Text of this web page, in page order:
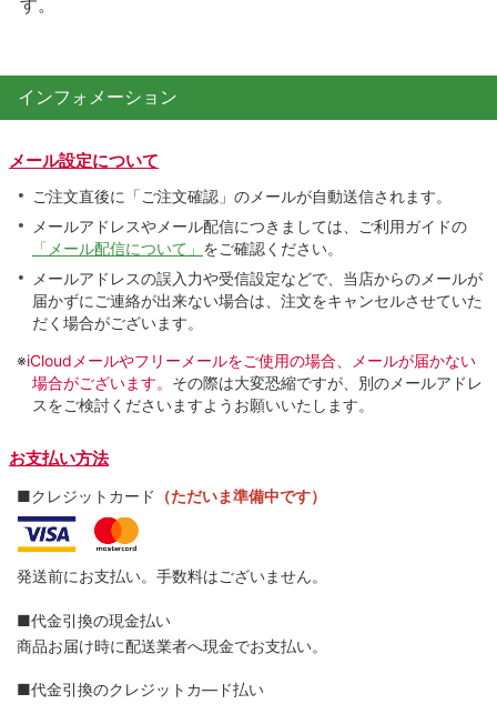
す。
インフォメーション
メール設定について
ご注文直後に「ご注文確認」のメールが自動送信されます。
メールアドレスやメール配信につきましては、ご利用ガイドの
「メール配信について」 をご確認ください。
メールアドレスの誤入力や受信設定などで、当店からのメールが
届かずにご連絡が出来ない場合は、注文をキャンセルさせていた
だく場合がございます。
※iCloudメールやフリーメールをご使用の場合、メールが届かない
場合がございます。 その際は大変恐縮ですが、別のメールアドレ
スをご検討くださいますようお願いいたします。
お支払い方法
■クレジットカード （ただいま準備中です）
発送前にお支払い。手数料はございません。
■代金引換の現金払い
商品お届け時に配送業者へ現金でお支払い。
■代金引換のクレジットカ―ド払い